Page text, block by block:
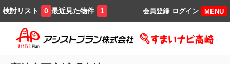
検討リスト 0 最近見た物件 1 MENU
ログイン
会員登録